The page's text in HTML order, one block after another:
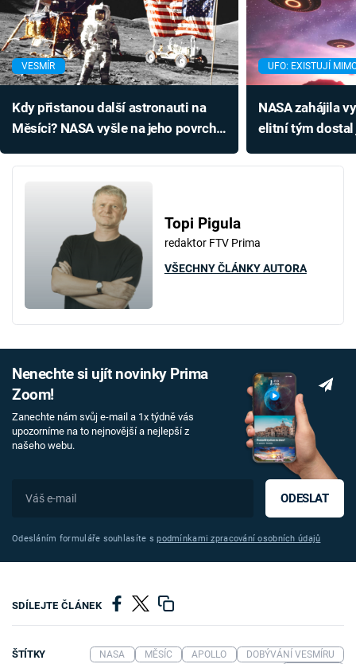
VESMÍR
Kdy přistanou další astronauti na
Měsíci? NASA vyšle na jeho povrch
UFO: EXISTUJÍ
NASA zahájila
elitní tým dostal
Topi Pigula
redaktor FTV Prima
VŠECHNY ČLÁNKY AUTORA
Nenechte si ujít novinky Prima
Zoom!
Zanechte nám svůj e-mail a 1x týdně vás
upozorníme na to nejnovější a nejlepší z
našeho webu.
ODESLAT
Odesláním formuláře souhlasíte spodmínkami zpracování osobních údajů
SDÍLEJTE ČLÁNEK
ŠTÍTKY NASA MĚSÍC APOLLO DOBÝVÁNÍ VESMÍRU